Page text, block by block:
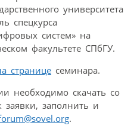
университета
спецкурса
систем» на
факультете СПбГУ.
странице семинара.
необходимо скачать со
заполнить и
.